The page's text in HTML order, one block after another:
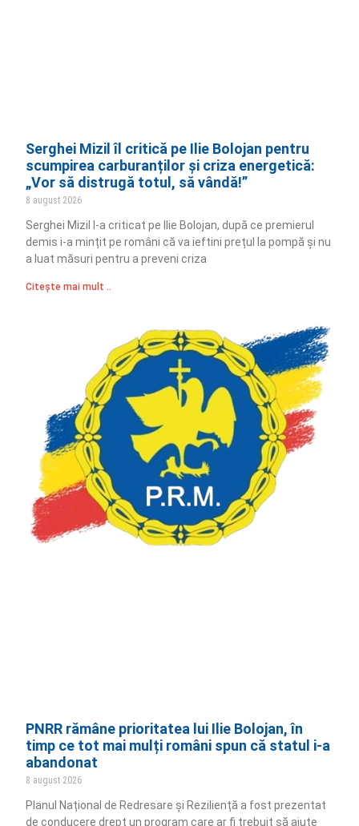
Serghei Mizil îl critică pe Ilie Bolojan pentru
scumpirea carburanților și criza energetică:
„Vor să distrugă totul, să vândă!”
8 august 2026
Serghei Mizil l-a criticat pe Ilie Bolojan, după ce premierul
demis i-a mințit pe români că va ieftini prețul la pompă și nu
a luat măsuri pentru a preveni criza
Citește mai mult ..
PNRR rămâne prioritatea lui Ilie Bolojan, în
timp ce tot mai mulți români spun că statul i-a
abandonat
8 august 2026
Planul Național de Redresare și Reziliență a fost prezentat
de conducere drept un program care ar fi trebuit să ajute